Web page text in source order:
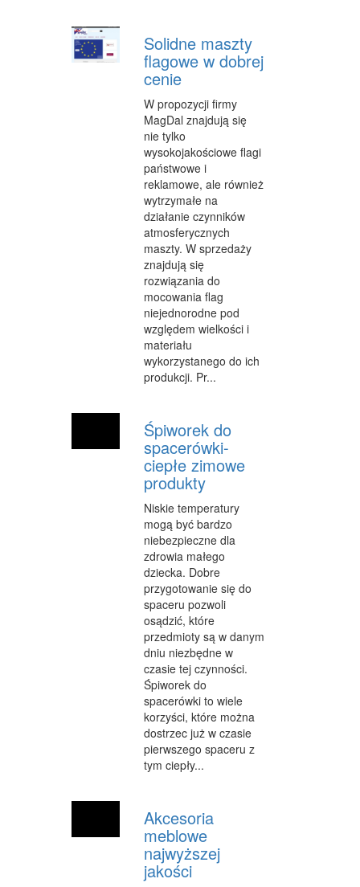
ZDROWIE
DIETETYKA, ODCHUDZANIE
KOSMETYKI
LECZENIE
SALONY KOSMETYCZNE
SPRZĘT MEDYCZNY
WEB
OPROGRAMOWANIE
KONTAKT
Solidne maszty
flagowe w dobrej
cenie
W propozycji firmy
MagDal znajdują się
nie tylko
wysokojakościowe flagi
państwowe i
reklamowe, ale również
wytrzymałe na
działanie czynników
atmosferycznych
maszty. W sprzedaży
znajdują się
rozwiązania do
mocowania flag
niejednorodne pod
względem wielkości i
materiału
wykorzystanego do ich
produkcji. Pr...
Śpiworek do
spacerówki-
ciepłe zimowe
produkty
Niskie temperatury
mogą być bardzo
niebezpieczne dla
zdrowia małego
dziecka. Dobre
przygotowanie się do
spaceru pozwoli
osądzić, które
przedmioty są w danym
dniu niezbędne w
czasie tej czynności.
Śpiworek do
spacerówki to wiele
korzyści, które można
dostrzec już w czasie
pierwszego spaceru z
tym ciepły...
Akcesoria
meblowe
najwyższej
jakości